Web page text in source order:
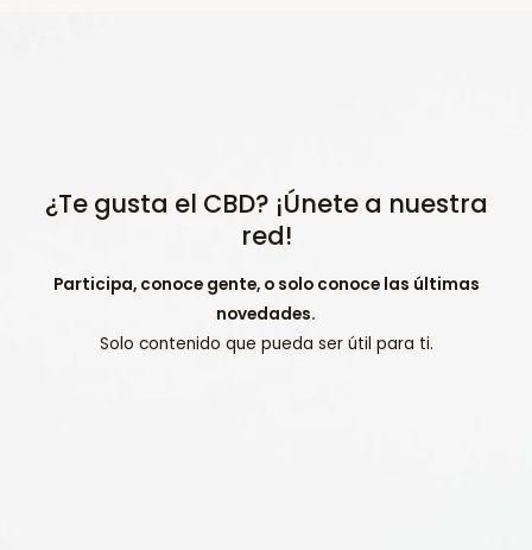
¿Te gusta el CBD? ¡Únete a nuestra
red!
Participa, conoce gente, o solo conoce las últimas
novedades.
Solo contenido que pueda ser útil para ti.